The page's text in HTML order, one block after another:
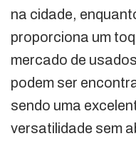
na cidade,
proporciona um
mercado de
podem ser
sendo uma
versatilidade sem